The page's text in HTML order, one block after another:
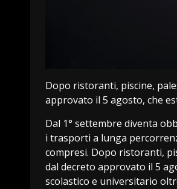
Dopo ristoranti, piscine,
approvato il 5 agosto, che
Dal 1° settembre diventa
i trasporti a lunga
compresi. Dopo ristoranti,
dal decreto approvato il 5
scolastico e universitario